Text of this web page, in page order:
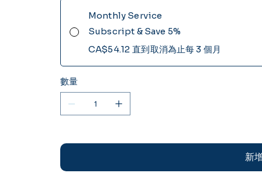
Monthly Service
Subscript & Save 5%
CA$54.12 直到取消為止每 3 個月
數量
新